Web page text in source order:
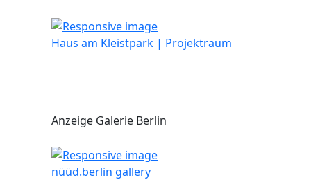
Haus am Kleistpark | Projektraum
Anzeige Galerie Berlin
nüüd.berlin gallery